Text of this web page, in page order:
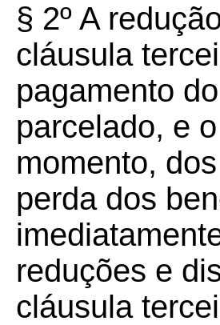
§ 2º A
cláusula
pagamento
parcelado, e
momento,
perda dos
reduções e
cláusula